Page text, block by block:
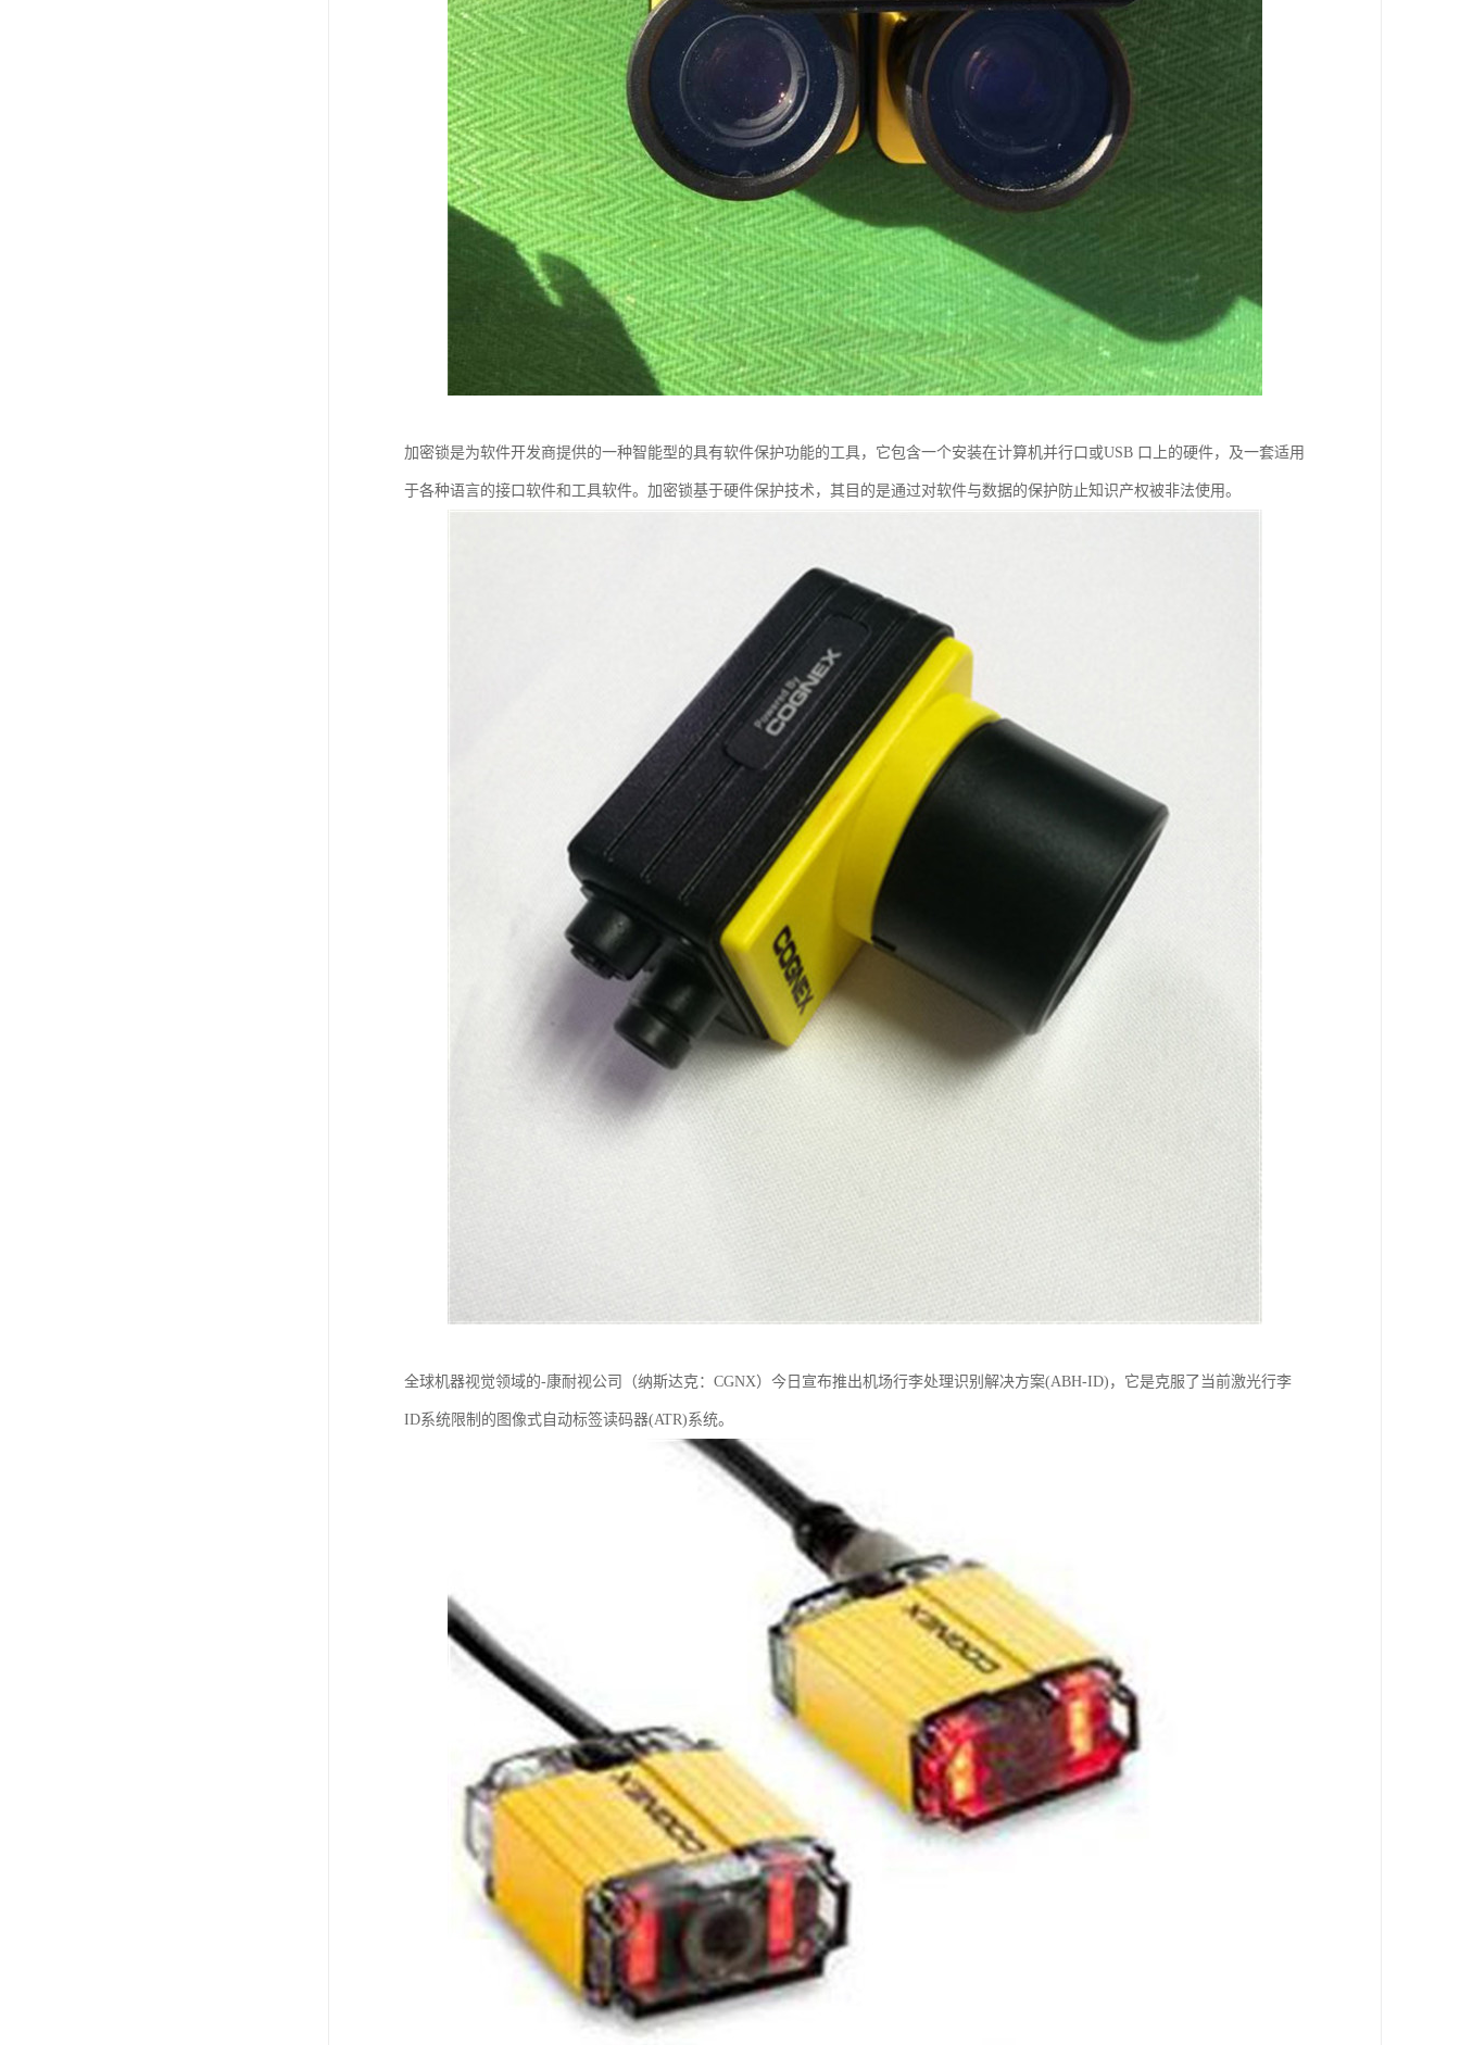
加密锁是为软件开发商提供的一种智能型的具有软件保护功能的工具，它包含一个安装在计算机并行口或USB 口上的硬件，及一套适用
于各种语言的接口软件和工具软件。加密锁基于硬件保护技术，其目的是通过对软件与数据的保护防止知识产权被非法使用。
全球机器视觉领域的-康耐视公司（纳斯达克：CGNX）今日宣布推出机场行李处理识别解决方案(ABH-ID)，它是克服了当前激光行李
ID系统限制的图像式自动标签读码器(ATR)系统。